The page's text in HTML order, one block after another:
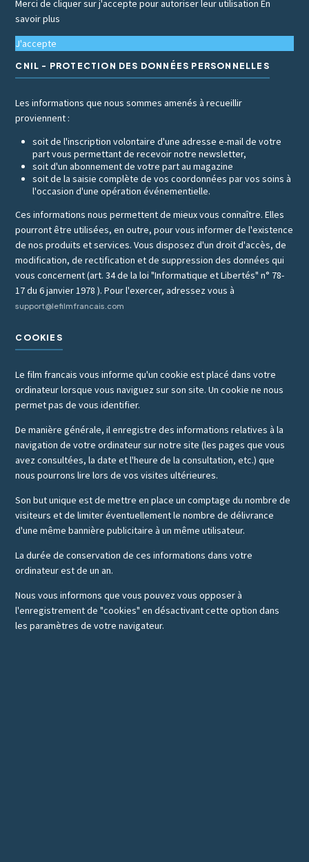
Merci de cliquer sur j'accepte pour autoriser leur utilisationEn
savoir plus
J'accepte
CNIL - PROTECTION DES DONNÉES PERSONNELLES
Les informations que nous sommes amenés à recueillir
proviennent :
soit de l'inscription volontaire d'une adresse e-mail de votre
part vous permettant de recevoir notre newsletter,
soit d'un abonnement de votre part au magazine
soit de la saisie complète de vos coordonnées par vos soins à
l'occasion d'une opération événementielle.
Ces informations nous permettent de mieux vous connaître. Elles
pourront être utilisées, en outre, pour vous informer de l'existence
de nos produits et services. Vous disposez d'un droit d'accès, de
modification, de rectification et de suppression des données qui
vous concernent (art. 34 de la loi "Informatique et Libertés" n° 78-
17 du 6 janvier 1978 ). Pour l'exercer, adressez vous à
support@lefilmfrancais.com
COOKIES
Le film francais vous informe qu'un cookie est placé dans votre
ordinateur lorsque vous naviguez sur son site. Un cookie ne nous
permet pas de vous identifier.
De manière générale, il enregistre des informations relatives à la
navigation de votre ordinateur sur notre site (les pages que vous
avez consultées, la date et l'heure de la consultation, etc.) que
nous pourrons lire lors de vos visites ultérieures.
Son but unique est de mettre en place un comptage du nombre de
visiteurs et de limiter éventuellement le nombre de délivrance
d'une même bannière publicitaire à un même utilisateur.
La durée de conservation de ces informations dans votre
ordinateur est de un an.
Nous vous informons que vous pouvez vous opposer à
l'enregistrement de "cookies" en désactivant cette option dans
les paramètres de votre navigateur.